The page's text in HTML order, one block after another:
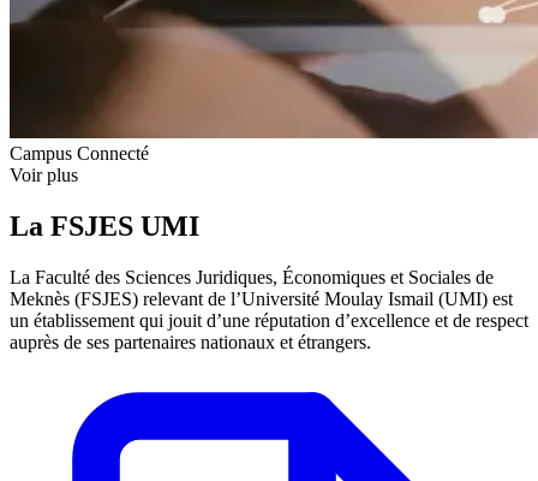
Campus Connecté
Voir plus
La FSJES UMI
La Faculté des Sciences Juridiques, Économiques et Sociales de
Meknès (FSJES) relevant de l’Université Moulay Ismail (UMI) est
un établissement qui jouit d’une réputation d’excellence et de respect
auprès de ses partenaires nationaux et étrangers.